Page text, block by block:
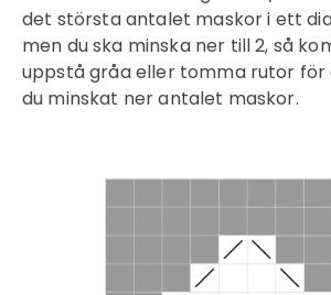
det största antalet maskor i ett
men du ska minska ner till 2, så
uppstå gråa eller tomma rutor
du minskat ner antalet maskor.